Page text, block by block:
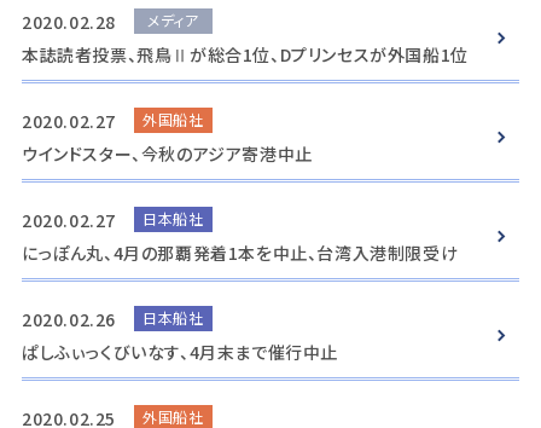
2020.02.28 メディア
本誌読者投票、飛鳥Ⅱが総合1位、Dプリンセスが外国船1位
2020.02.27 外国船社
ウインドスター、今秋のアジア寄港中止
2020.02.27 日本船社
にっぽん丸、4月の那覇発着1本を中止、台湾入港制限受け
2020.02.26 日本船社
ぱしふぃっくびいなす、4月末まで催行中止
2020.02.25 外国船社